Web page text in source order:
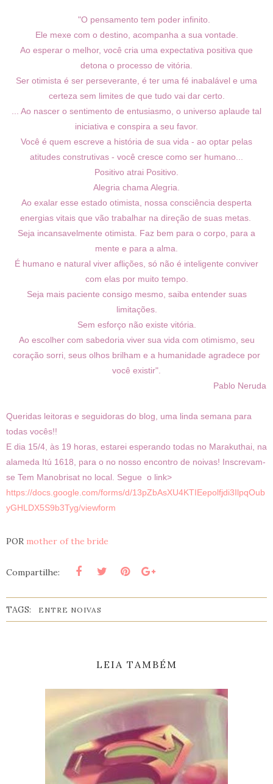
"O pensamento tem poder infinito.
Ele mexe com o destino, acompanha a sua vontade.
Ao esperar o melhor, você cria uma expectativa positiva que
detona o processo de vitória.
Ser otimista é ser perseverante, é ter uma fé inabalável e uma
certeza sem limites de que tudo vai dar certo.
... Ao nascer o sentimento de entusiasmo, o universo aplaude tal
iniciativa e conspira a seu favor.
Você é quem escreve a história de sua vida - ao optar pelas
atitudes construtivas - você cresce como ser humano...
Positivo atrai Positivo.
Alegria chama Alegria.
Ao exalar esse estado otimista, nossa consciência desperta
energias vitais que vão trabalhar na direção de suas metas.
Seja incansavelmente otimista. Faz bem para o corpo, para a
mente e para a alma.
É humano e natural viver aflições, só não é inteligente conviver
com elas por muito tempo.
Seja mais paciente consigo mesmo, saiba entender suas
limitações.
Sem esforço não existe vitória.
Ao escolher com sabedoria viver sua vida com otimismo, seu
coração sorri, seus olhos brilham e a humanidade agradece por
você existir".
Pablo Neruda
Queridas leitoras e seguidoras do blog, uma linda semana para
todas vocês!!
E dia 15/4, às 19 horas, estarei esperando todas no Marakuthai, na
alameda Itú 1618, para o no nosso encontro de noivas! Inscrevam-
se Tem Manobrisat no local. Segue o link>
https://docs.google.com/forms/d/13pZbAsXU4KTIEepolfjdi3IlpqOub
yGHLDX5S9b3Tyg/viewform
POR mother of the bride
Compartilhe:
TAGS: ENTRE NOIVAS
LEIA TAMBÉM